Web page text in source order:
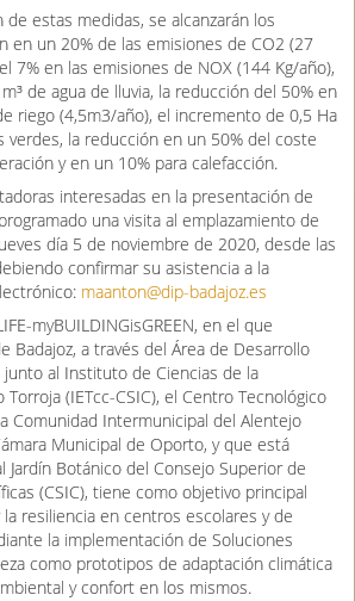
de estas medidas, se alcanzarán los
en un 20% de las emisiones de CO2 (27
7% en las emisiones de NOX (144 Kg/año),
de agua de lluvia, la reducción del 50% en
riego (4,5m3/año), el incremento de 0,5 Ha
verdes, la reducción en un 50% del coste
y en un 10% para calefacción.
interesadas en la presentación de
una visita al emplazamiento de
día 5 de noviembre de 2020, desde las
confirmar su asistencia a la
maanton@dip-badajoz.es
myBUILDINGisGREEN, en el que
Badajoz, a través del Área de Desarrollo
junto al Instituto de Ciencias de la
(IETcc-CSIC), el Centro Tecnológico
Comunidad Intermunicipal del Alentejo
Municipal de Oporto, y que está
Jardín Botánico del Consejo Superior de
(CSIC), tiene como objetivo principal
resiliencia en centros escolares y de
la implementación de Soluciones
como prototipos de adaptación climática
y confort en los mismos.